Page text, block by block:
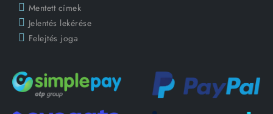
Mentett címek
Jelentés lekérése
Felejtés joga